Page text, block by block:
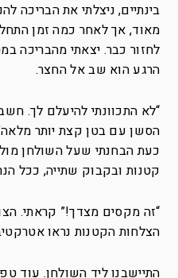
בינתיים, ניצלתי את הבריכה
מאוד, אך לאחר כמה זמן
לחזור כבר. יצאתי מהבריכה
הרגע הוא שב אל החצר.
“לא התכוונתי להיעלם לך.
הסשן עם בטן קצת יותר
כעת הבחנתי שעל השולחן
קטנות ובקבוק שתייה, ככל
“זה מקסים מצדך!” קראתי.
הצלחות הקטנות נראו
התיישבנו ליד השולחן. עוד